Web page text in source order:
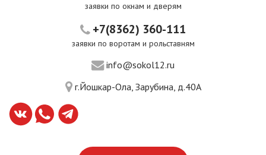
заявки по окнам и дверям
+7(8362) 360-111
заявки по воротам и рольставням
info@sokol12.ru
г.Йошкар-Ола, Зарубина, д.40А